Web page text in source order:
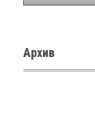
Архив